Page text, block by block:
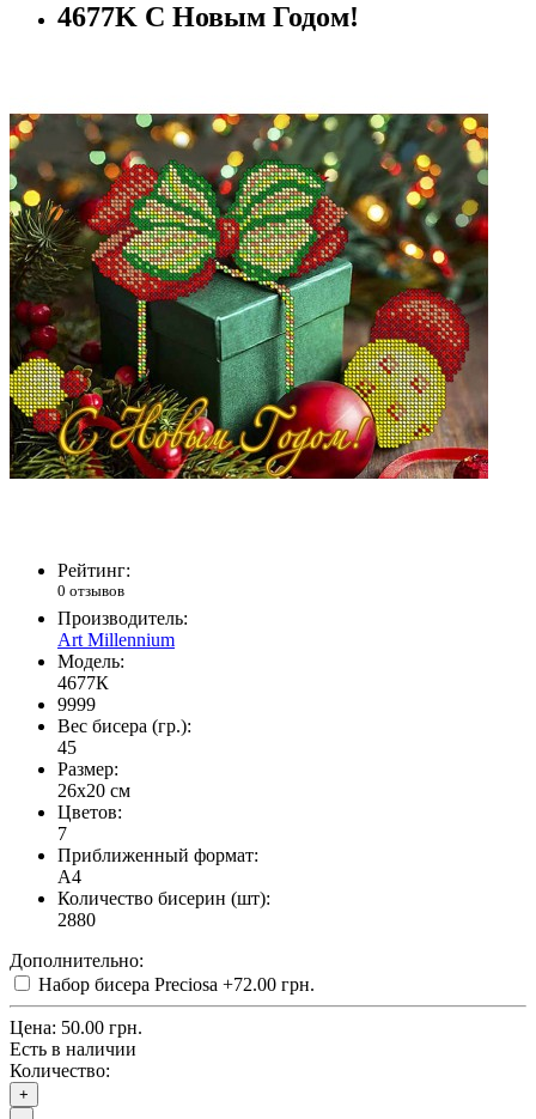
4677K С Новым Годом!
Рейтинг:
0 отзывов
Производитель:
Art Millennium
Модель:
4677К
9999
Вес бисера (гр.):
45
Размер:
26x20 см
Цветов:
7
Приближенный формат:
A4
Количество бисерин (шт):
2880
Дополнительно:
Набор бисера Preciosa +72.00 грн.
Цена: 50.00 грн.
Есть в наличии
Количество:
+